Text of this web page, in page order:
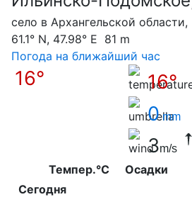
село в Архангельской области,
61.1° N, 47.98° E 81 m
Погода на ближайший час
16°
16°
0mm
3m/s
Темпер.°C Осадки
Сегодня